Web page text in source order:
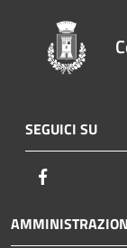
SEGUICI SU